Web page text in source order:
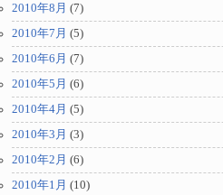
2010年8月 (7)
2010年7月 (5)
2010年6月 (7)
2010年5月 (6)
2010年4月 (5)
2010年3月 (3)
2010年2月 (6)
2010年1月 (10)